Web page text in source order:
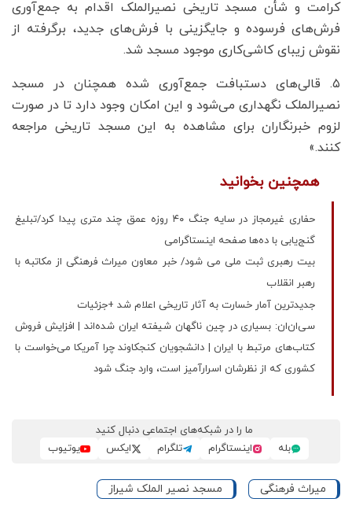
کرامت و شأن مسجد تاریخی نصیرالملک اقدام به جمع‌آوری
فرش‌های فرسوده و جایگزینی با فرش‌های جدید، برگرفته از
نقوش زیبای کاشی‌کاری موجود مسجد شد.
۵. قالی‌های دستبافت جمع‌آوری شده همچنان در مسجد
نصیرالملک نگهداری می‌شود و این امکان وجود دارد تا در صورت
لزوم خبرنگاران برای مشاهده به این مسجد تاریخی مراجعه
کنند.»
همچنین بخوانید
حفاری غیرمجاز در سایه جنگ ۴۰ روزه عمق چند متری پیدا کرد/تبلیغ
گنج‌یابی با ده‌ها صفحه اینستاگرامی
بیت رهبری ثبت ملی می شود/ خبر معاون میراث فرهنگی از مکاتبه با
رهبر انقلاب
جدیدترین آمار خسارت به آثار تاریخی اعلام شد +جزئیات
سی‌ان‌ان: بسیاری در چین ناگهان شیفته ایران شده‌اند | افزایش فروش
کتاب‌های مرتبط با ایران | دانشجویان کنجکاوند چرا آمریکا می‌خواست با
کشوری که از نظرشان اسرارآمیز است، وارد جنگ شود
ما را در شبکه‌های اجتماعی دنبال کنید
بله
اینستاگرام تلگرام ایکس یوتیوب
میراث فرهنگی مسجد نصیر الملک شیراز